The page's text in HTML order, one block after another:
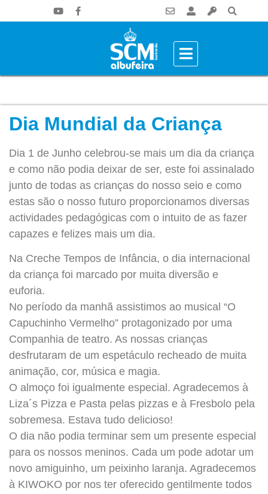
Dia Mundial da Criança
Dia 1 de Junho celebrou-se mais um dia da criança
e como não podia deixar de ser, este foi assinalado
junto de todas as crianças do nosso seio e como
estas são o nosso futuro proporcionamos diversas
actividades pedagógicas com o intuito de as fazer
capazes e felizes mais um dia.
Na Creche Tempos de Infância, o dia internacional
da criança foi marcado por muita diversão e
euforia.
No período da manhã assistimos ao musical “O
Capuchinho Vermelho” protagonizado por uma
Companhia de teatro. As nossas crianças
desfrutaram de um espetáculo recheado de muita
animação, cor, música e magia.
O almoço foi igualmente especial. Agradecemos à
Liza´s Pizza e Pasta pelas pizzas e à Fresbolo pela
sobremesa. Estava tudo delicioso!
O dia não podia terminar sem um presente especial
para os nossos meninos. Cada um pode adotar um
novo amiguinho, um peixinho laranja. Agradecemos
à KIWOKO por nos ter oferecido gentilmente todos